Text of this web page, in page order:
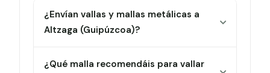
¿Envían vallas y mallas metálicas a
Altzaga (Guipúzcoa)?
¿Qué malla recomendáis para vallar